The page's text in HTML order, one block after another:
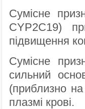
Сумісне
CYP2C19)
підвищення
Сумісне
сильний
(приблизно
плазмі крові.